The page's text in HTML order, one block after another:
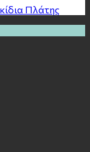
Πλάτης